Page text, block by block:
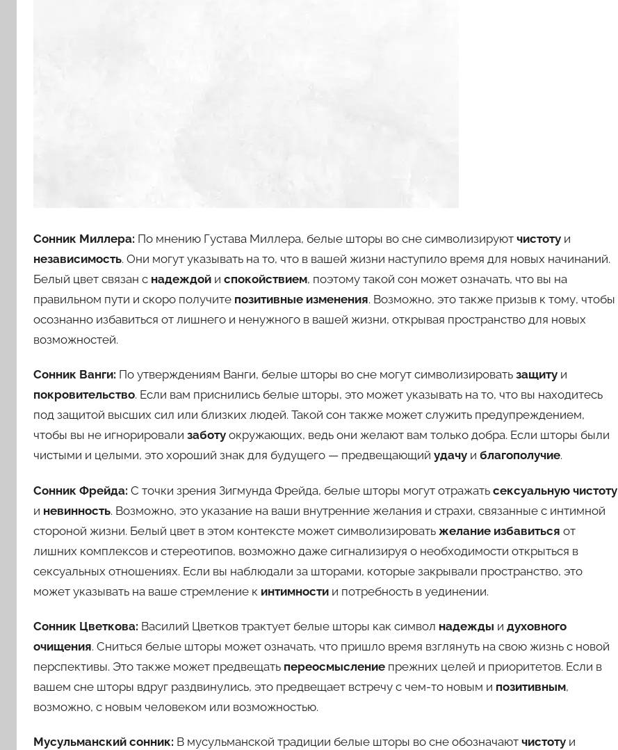
Сонник Миллера: По мнению Густава Миллера, белые шторы во сне символизируют чистоту и
независимость. Они могут указывать на то, что в вашей жизни наступило время для новых начинаний.
Белый цвет связан с надеждой и спокойствием, поэтому такой сон может означать, что вы на
правильном пути и скоро получите позитивные изменения. Возможно, это также призыв к тому, чтобы
осознанно избавиться от лишнего и ненужного в вашей жизни, открывая пространство для новых
возможностей.
Сонник Ванги: По утверждениям Ванги, белые шторы во сне могут символизировать защиту и
покровительство. Если вам приснились белые шторы, это может указывать на то, что вы находитесь
под защитой высших сил или близких людей. Такой сон также может служить предупреждением,
чтобы вы не игнорировали заботу окружающих, ведь они желают вам только добра. Если шторы были
чистыми и целыми, это хороший знак для будущего — предвещающий удачу и благополучие.
Сонник Фрейда: С точки зрения Зигмунда Фрейда, белые шторы могут отражать сексуальную чистоту
и невинность. Возможно, это указание на ваши внутренние желания и страхи, связанные с интимной
стороной жизни. Белый цвет в этом контексте может символизировать желание избавиться от
лишних комплексов и стереотипов, возможно даже сигнализируя о необходимости открыться в
сексуальных отношениях. Если вы наблюдали за шторами, которые закрывали пространство, это
может указывать на ваше стремление к интимности и потребность в уединении.
Сонник Цветкова: Василий Цветков трактует белые шторы как символ надежды и духовного
очищения. Сниться белые шторы может означать, что пришло время взглянуть на свою жизнь с новой
перспективы. Это также может предвещать переосмысление прежних целей и приоритетов. Если в
вашем сне шторы вдруг раздвинулись, это предвещает встречу с чем-то новым и позитивным,
возможно, с новым человеком или возможностью.
Мусульманский сонник: В мусульманской традиции белые шторы во сне обозначают чистоту и